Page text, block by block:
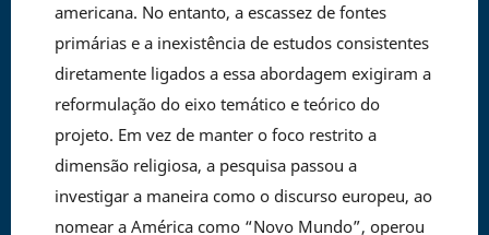
americana. No entanto, a escassez de fontes
primárias e a inexistência de estudos consistentes
diretamente ligados a essa abordagem exigiram a
reformulação do eixo temático e teórico do
projeto. Em vez de manter o foco restrito a
dimensão religiosa, a pesquisa passou a
investigar a maneira como o discurso europeu, ao
nomear a América como “Novo Mundo”, operou